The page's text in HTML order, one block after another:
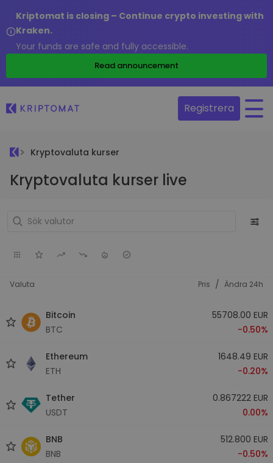
Kriptomat is closing – Continue crypto investing with
Kraken.
Your funds are safe and fully accessible.
Read announcement
Registrera
Kryptovaluta kurser
Kryptovaluta kurser live
Valuta Pris / Ändra 24h
Bitcoin
BTC
55708.00 EUR
-0.50%
Ethereum
ETH
1648.49 EUR
-0.20%
Tether
USDT
0.867222 EUR
0.00%
BNB
BNB
512.800 EUR
-0.50%